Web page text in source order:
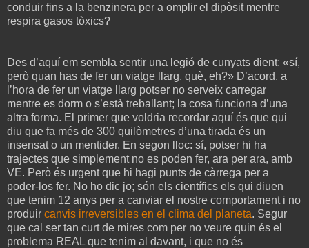
conduir fins a la benzinera per a omplir el dipòsit mentre
respira gasos tòxics?
Des d’aquí em sembla sentir una legió de cunyats dient: «sí,
però quan has de fer un viatge llarg, què, eh?» D’acord, a
l’hora de fer un viatge llarg potser no serveix carregar
mentre es dorm o s’està treballant; la cosa funciona d’una
altra forma. El primer que voldria recordar aquí és que qui
diu que fa més de 300 quilòmetres d’una tirada és un
insensat o un mentider. En segon lloc: sí, potser hi ha
trajectes que simplement no es poden fer, ara per ara, amb
VE. Però és urgent que hi hagi punts de càrrega per a
poder-los fer. No ho dic jo; són els científics els qui diuen
que tenim 12 anys per a canviar el nostre comportament i no
produir canvis irreversibles en el clima del planeta. Segur
que cal ser tan curt de mires com per no veure quin és el
problema REAL que tenim al davant, i que no és